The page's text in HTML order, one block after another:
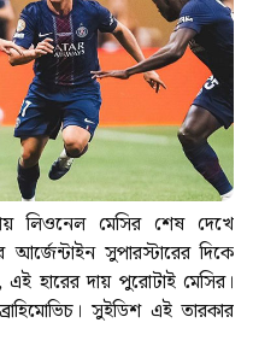
লিওনেল মেসির শেষ দেখে
সুপারস্টারের দিকে
হারের দায় পুরোটাই মেসির।
সুইডিশ এই তারকার